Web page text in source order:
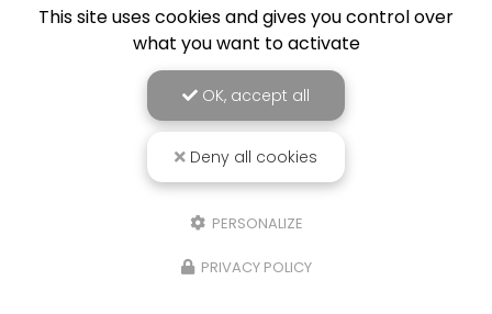
Zone d'intervention
This site uses cookies and gives you control over
what you want to activate
OK, accept all
Deny all cookies
PERSONALIZE
PRIVACY POLICY